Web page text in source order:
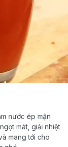
nước ép mận
mát, giải nhiệt
mang tới cho